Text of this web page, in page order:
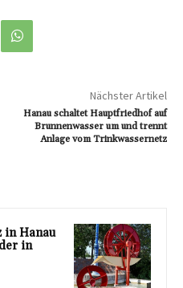
Nächster Artikel
Hanau schaltet Hauptfriedhof auf
Brunnenwasser um und trennt
Anlage vom Trinkwassernetz
in Hanau
in